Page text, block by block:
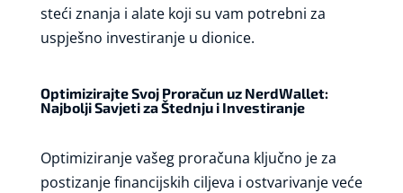
steći znanja i alate koji su vam potrebni za
uspješno investiranje u dionice.
Optimizirajte Svoj Proračun uz NerdWallet:
Najbolji Savjeti za Štednju i Investiranje
Optimiziranje vašeg proračuna ključno je za
postizanje financijskih ciljeva i ostvarivanje veće